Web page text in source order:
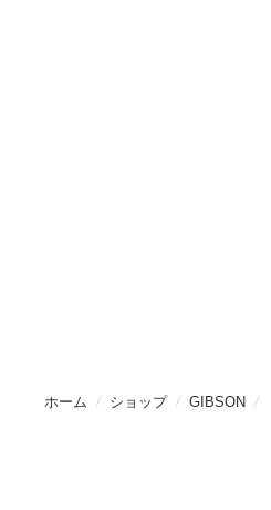
ホーム / ショップ / GIBSON /